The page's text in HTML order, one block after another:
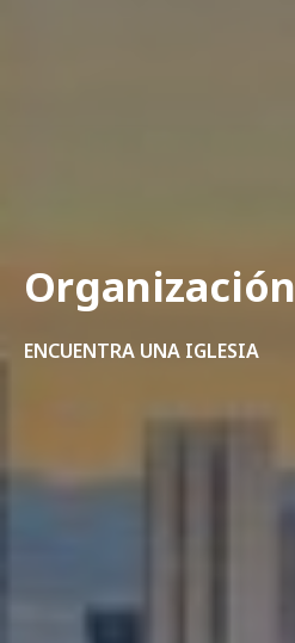
Organización
ENCUENTRA UNA IGLESIA